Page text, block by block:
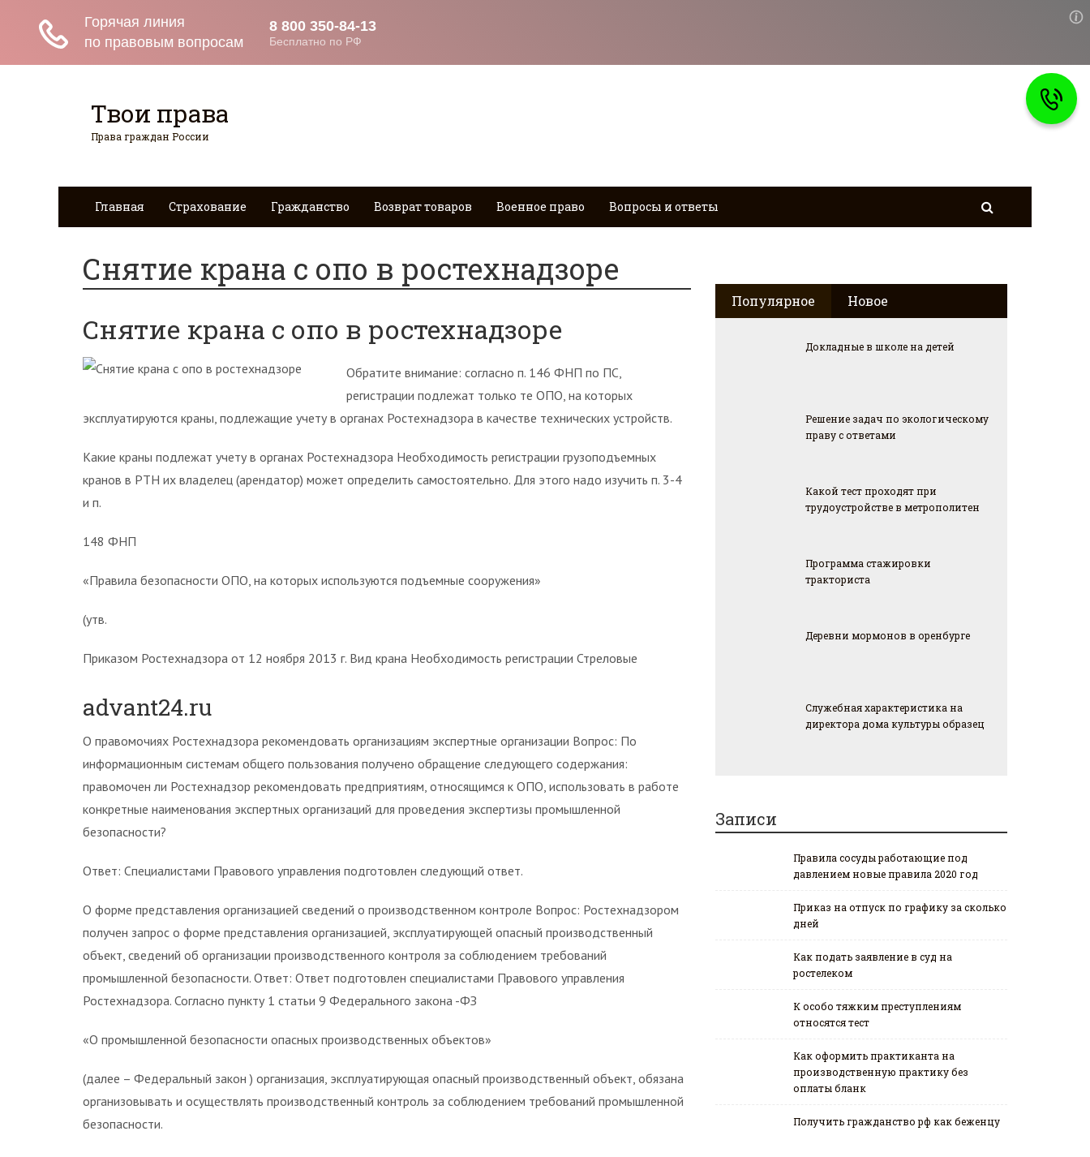
Твои права
Права граждан России
Главная Страхование Гражданство Возврат товаров Военное право Вопросы и ответы
Снятие крана с опо в ростехнадзоре
Снятие крана с опо в ростехнадзоре
Обратите внимание: согласно п. 146 ФНП по ПС,
регистрации подлежат только те ОПО, на которых
эксплуатируются краны, подлежащие учету в органах Ростехнадзора в качестве технических устройств.
Какие краны подлежат учету в органах Ростехнадзора Необходимость регистрации грузоподъемных
кранов в РТН их владелец (арендатор) может определить самостоятельно. Для этого надо изучить п. 3-4
и п.
148 ФНП
«Правила безопасности ОПО, на которых используются подъемные сооружения»
(утв.
Приказом Ростехнадзора от 12 ноября 2013 г. Вид крана Необходимость регистрации Стреловые
advant24.ru
О правомочиях Ростехнадзора рекомендовать организациям экспертные организации Вопрос: По
информационным системам общего пользования получено обращение следующего содержания:
правомочен ли Ростехнадзор рекомендовать предприятиям, относящимся к ОПО, использовать в работе
конкретные наименования экспертных организаций для проведения экспертизы промышленной
безопасности?
Ответ: Специалистами Правового управления подготовлен следующий ответ.
О форме представления организацией сведений о производственном контроле Вопрос: Ростехнадзором
получен запрос о форме представления организацией, эксплуатирующей опасный производственный
объект, сведений об организации производственного контроля за соблюдением требований
промышленной безопасности. Ответ: Ответ подготовлен специалистами Правового управления
Ростехнадзора. Согласно пункту 1 статьи 9 Федерального закона -ФЗ
«О промышленной безопасности опасных производственных объектов»
(далее – Федеральный закон ) организация, эксплуатирующая опасный производственный объект, обязана
организовывать и осуществлять производственный контроль за соблюдением требований промышленной
безопасности.
Популярное Новое
Докладные в школе на детей
Решение задач по экологическому
праву с ответами
Какой тест проходят при
трудоустройстве в метрополитен
Программа стажировки
тракториста
Деревни мормонов в оренбурге
Служебная характеристика на
директора дома культуры образец
Записи
Правила сосуды работающие под
давлением новые правила 2020 год
Приказ на отпуск по графику за сколько
дней
Как подать заявление в суд на
ростелеком
К особо тяжким преступлениям
относятся тест
Как оформить практиканта на
производственную практику без
оплаты бланк
Получить гражданство рф как беженцу